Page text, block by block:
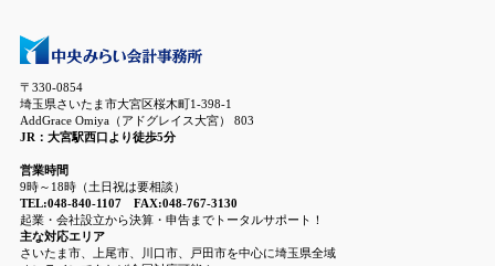
〒330-0854
埼玉県さいたま市大宮区桜木町1-398-1
AddGrace Omiya（アドグレイス大宮） 803
JR：大宮駅西口より徒歩5分
営業時間
9時～18時（土日祝は要相談）
TEL:048-840-1107 FAX:048-767-3130
起業・会社設立から決算・申告までトータルサポート！
主な対応エリア
さいたま市、上尾市、川口市、戸田市を中心に埼玉県全域